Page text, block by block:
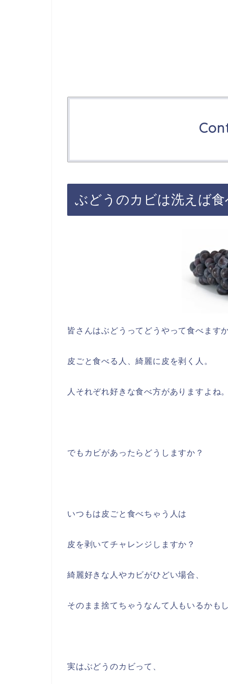
ぶどうのカビは洗えば
皆さんはぶどうってどうやって食べます
皮ごと食べる人、綺麗に皮を剥く人。
人それぞれ好きな食べ方がありますよね
でもカビがあったらどうしますか？
いつもは皮ごと食べちゃう人は
皮を剥いてチャレンジしますか？
綺麗好きな人やカビがひどい場合、
そのまま捨てちゃうなんて人もいるかも
実はぶどうのカビって、